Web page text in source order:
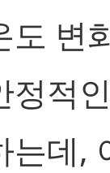
도 변
정적
는데,